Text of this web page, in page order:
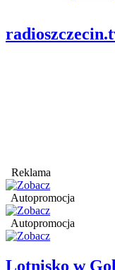
Reklama
Autopromocja
Autopromocja
Lotnisko w